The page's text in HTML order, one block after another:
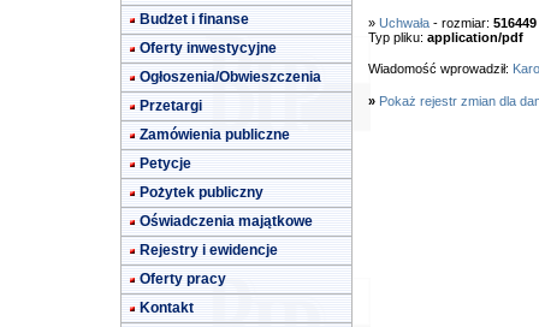
Budżet i finanse
Oferty inwestycyjne
Ogłoszenia/Obwieszczenia
Przetargi
Zamówienia publiczne
Petycje
Pożytek publiczny
Oświadczenia majątkowe
Rejestry i ewidencje
Oferty pracy
Kontakt
» Uchwała- rozmiar: 516449
Typ pliku: application/pdf
Wiadomość wprowadził:
» Pokaż rejestr zmian dla